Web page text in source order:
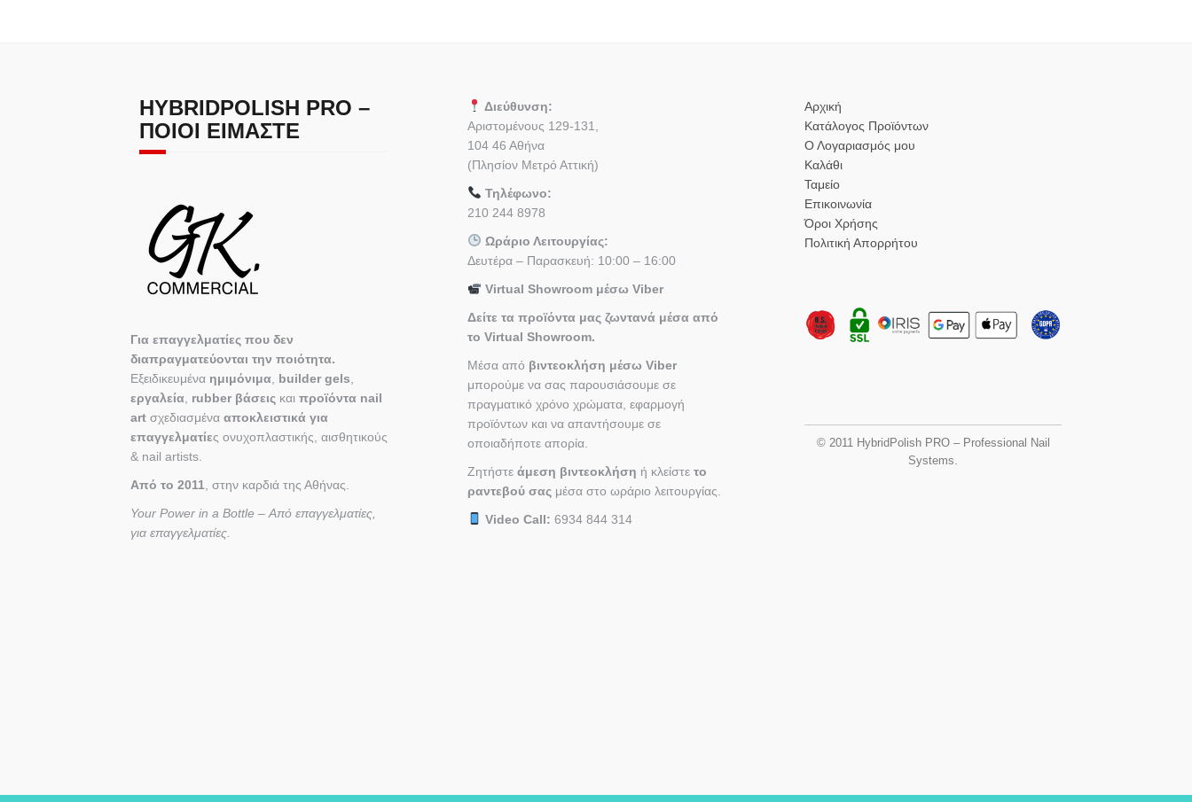
HYBRIDPOLISH PRO –
ΠΟΙΟΙ ΕΊΜΑΣΤΕ
Για επαγγελματίες που δεν
διαπραγματεύονται την ποιότητα.
Εξειδικευμένα ημιμόνιμα builder gels
εργαλεία rubber βάσεις και προϊόντα nail
art σχεδιασμένα αποκλειστικά για
επαγγελματίες ονυχοπλαστικής, αισθητικούς
& nail artists.
Από το 2011 , στην καρδιά της Αθήνας.
Your Power in a Bottle – Από επαγγελματίες,
για επαγγελματίες.
Διεύθυνση:
Αριστομένους 129-131,
104 46 Αθήνα
(Πλησίον Μετρό Αττική)
Τηλέφωνο:
210 244 8978
Ωράριο Λειτουργίας:
Δευτέρα – Παρασκευή: 10:00 – 16:00
Virtual Showroom μέσω Viber
Δείτε τα προϊόντα μας ζωντανά μέσα από
το Virtual Showroom.
Μέσα από βιντεοκλήση μέσω Viber
μπορούμε να σας παρουσιάσουμε σε
πραγματικό χρόνο χρώματα, εφαρμογή
προϊόντων και να απαντήσουμε σε
οποιαδήποτε απορία.
Ζητήστε άμεση βιντεοκλήση ή κλείστε το
ραντεβού σας μέσα στο ωράριο λειτουργίας.
Video Call: 6934 844 314
Αρχική
Κατάλογος Προϊόντων
Ο Λογαριασμός μου
Καλάθι
Ταμείο
Επικοινωνία
Όροι Χρήσης
Πολιτική Απορρήτου
© 2011 HybridPolish PRO – Professional Nail
Systems.